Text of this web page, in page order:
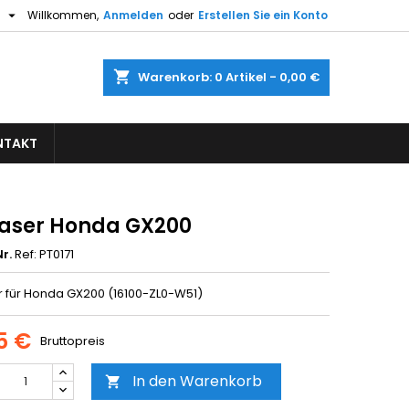
Willkommen, Anmelden oder Erstellen Sie ein Konto

shopping_cart Warenkorb: 0 Artikel - 0,00 €
Honda GX200
Ref: PT0171
Honda GX200 (16100-ZL0-W51)
€ Bruttopreis
 In den Warenkorb